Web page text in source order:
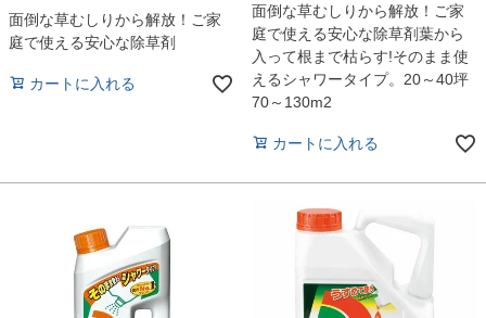
面倒な草むしりから解放！ご家
庭で使える安心な除草剤
カートに入れる
面倒な草むしりから解放！ご家
庭で使える安心な除草剤葉から
入って根まで枯らす!そのまま使
えるシャワータイプ。20～40坪
70～130m2
カートに入れる